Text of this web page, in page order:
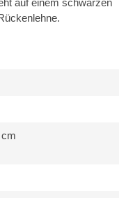
auf einem schwarzen
cm